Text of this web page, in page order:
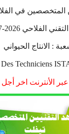
المتخصصين في
الفلاحي 2026-2027
: الانتاج الحيواني
Techniciens
اخر أجل 14-07-2026